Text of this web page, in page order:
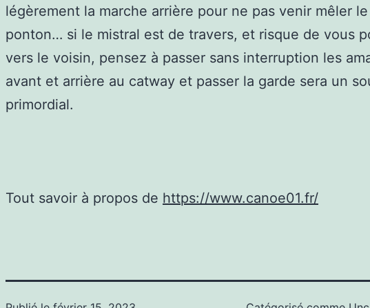
légèrement la marche arrière pour ne pas venir mêler le
ponton… si le mistral est de travers, et risque de vous
vers le voisin, pensez à passer sans interruption les
avant et arrière au catway et passer la garde sera un
primordial.
Tout savoir à propos de https://www.canoe01.fr/